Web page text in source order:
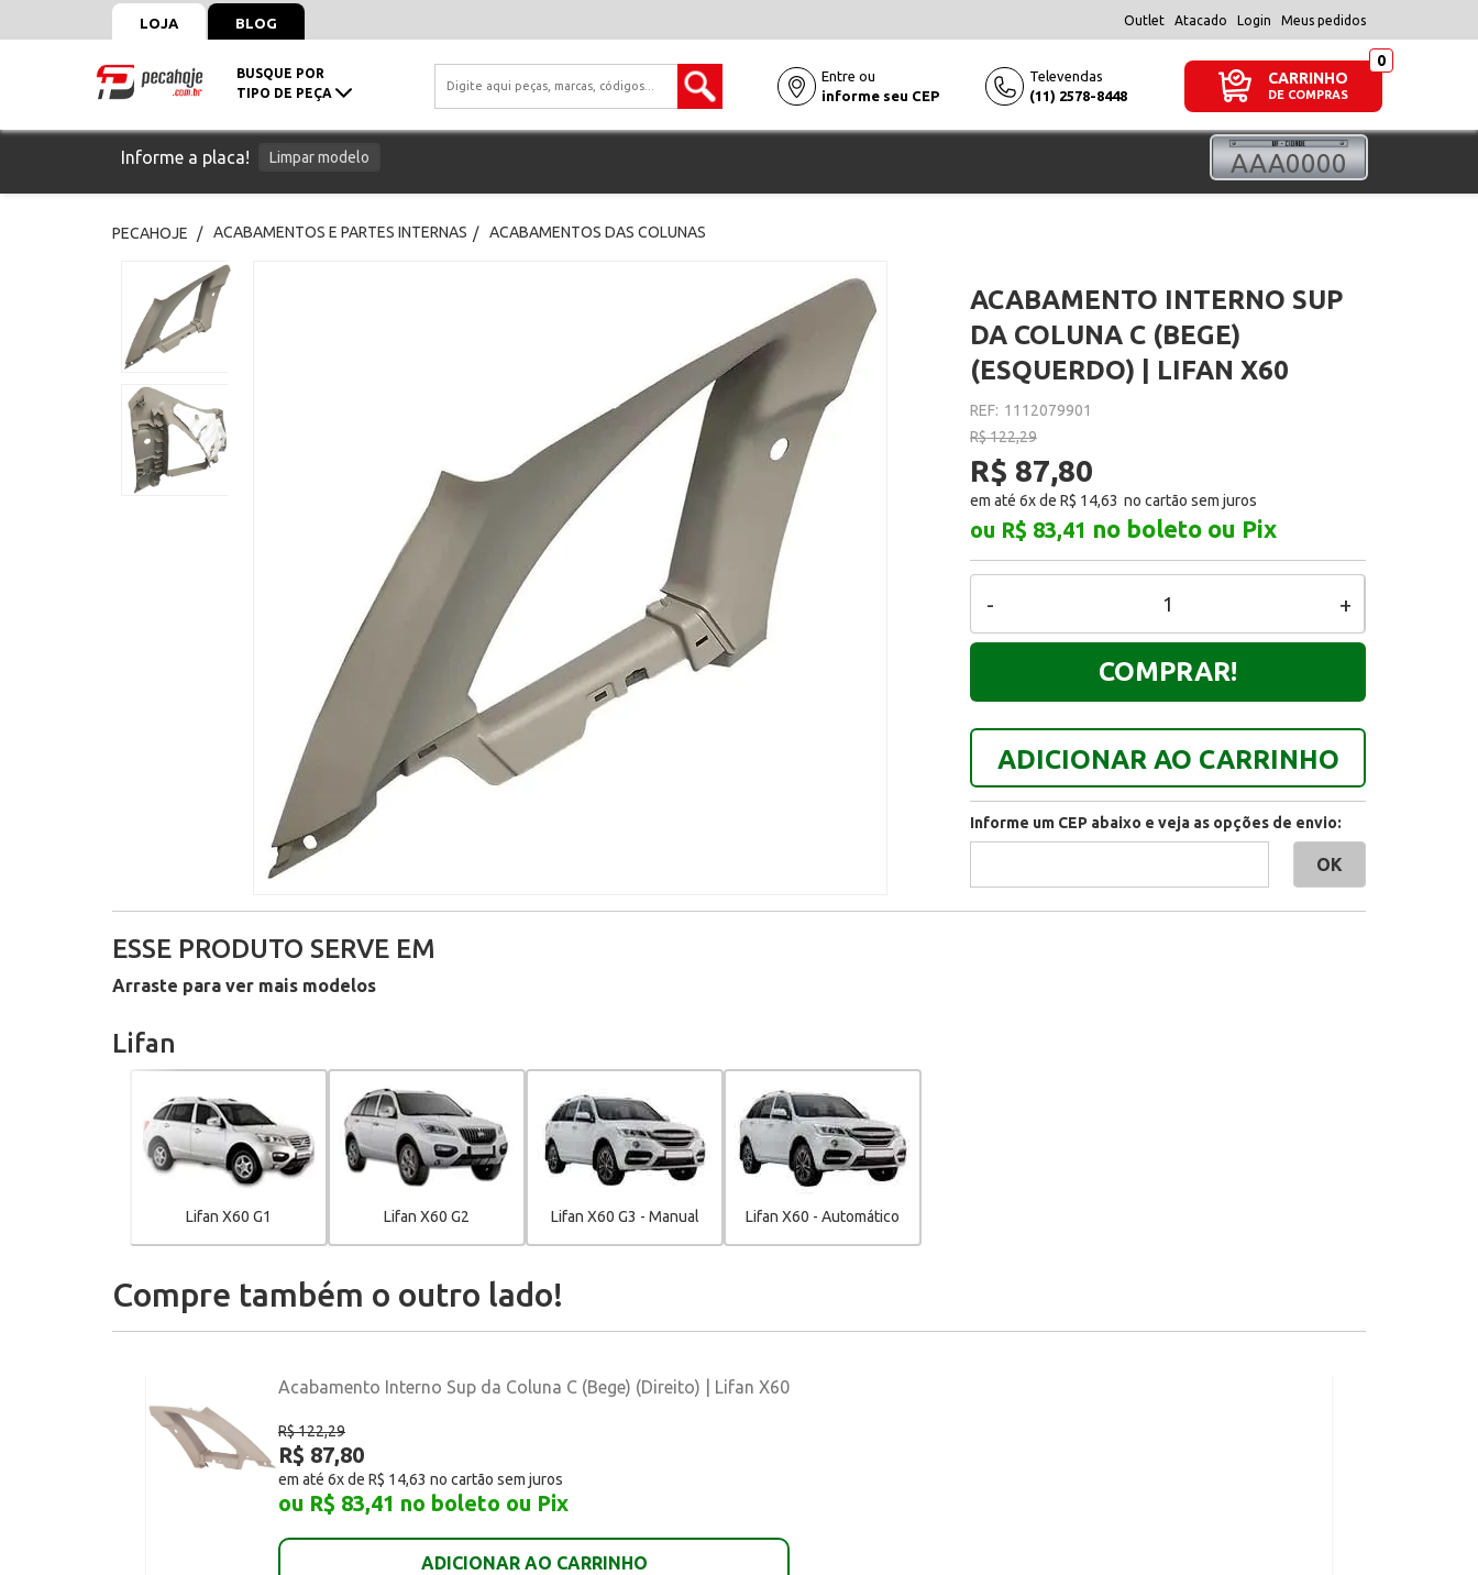
LOJA BLOG Outlet Atacado Login Meus pedidos
BUSQUE POR
TIPO DE PEÇA
Entre ou
informe seu CEP
Televendas
(11) 2578-8448
CARRINHO
DE COMPRAS
Informe a placa! Limpar modelo
PECAHOJE ACABAMENTOS E PARTES INTERNAS ACABAMENTOS DAS COLUNAS
ACABAMENTO INTERNO SUP
DA COLUNA C (BEGE)
(ESQUERDO) | LIFAN X60
REF: 1112079901
R$ 122,29
R$ 87,80
em até 6x de R$ 14,63
ou R$ 83,41 no boleto ou Pix
+
-
ADICIONAR AO CARRINHO
COMPRAR!
Informe um CEP abaixo e veja as opções de envio:
ESSE PRODUTO SERVE EM
Arraste para ver mais modelos
Lifan
Lifan X60 G1 Lifan X60 G2 Lifan X60 G3 - Manual Lifan X60 - Automático
Compre também o outro lado!
Acabamento Interno Sup da Coluna C (Bege) (Direito) | Lifan X60
R$ 122,29
R$ 87,80
em até 6x de R$ 14,63 no cartão sem juros
ou R$ 83,41 no boleto ou Pix
ADICIONAR AO CARRINHO